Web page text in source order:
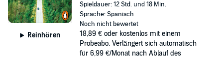
Reinhören
Spieldauer: 12 Std. und 18 Min.
Sprache: Spanisch
Noch nicht bewertet
18,89 € oder kostenlos mit einem
Probeabo. Verlängert sich automatisch
für 6,99 €/Monat nach Ablauf des